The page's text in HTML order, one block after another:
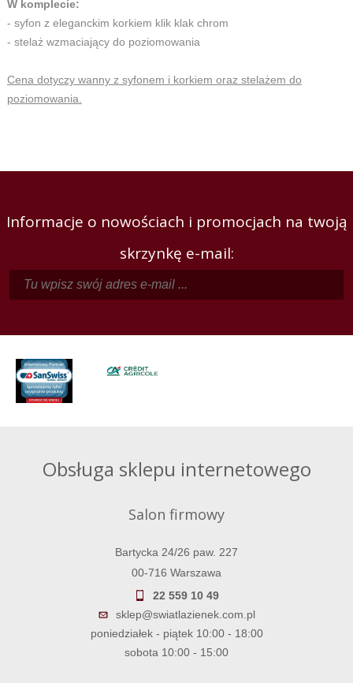
W komplecie:
- syfon z eleganckim korkiem klik klak chrom
- stelaż wzmaciający do poziomowania
Cena dotyczy wanny z syfonem i korkiem oraz stelażem do
poziomowania.
Informacje o nowościach i promocjach na twoją
skrzynkę e-mail:
Obsługa sklepu internetowego
Salon firmowy
Bartycka 24/26 paw. 227
00-716 Warszawa
22 559 10 49
sklep@swiatlazienek.com.pl
poniedziałek - piątek 10:00 - 18:00
sobota 10:00 - 15:00